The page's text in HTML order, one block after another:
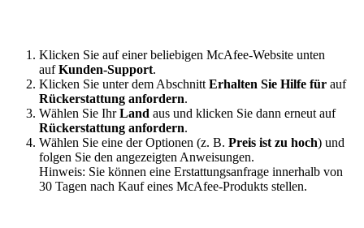
Klicken Sie auf einer beliebigen McAfee-Website unten
aufKunden-Support.
Klicken Sie unter dem Abschnitt Erhalten Sie Hilfe für auf
Rückerstattung anfordern.
Wählen Sie IhrLand aus und klicken Sie dann erneut auf
Rückerstattung anfordern.
Wählen Sie eine der Optionen (z. B. Preis ist zu hoch) und
folgen Sie den angezeigten Anweisungen.
Hinweis: Sie können eine Erstattungsanfrage innerhalb von
30 Tagen nach Kauf eines McAfee-Produkts stellen.